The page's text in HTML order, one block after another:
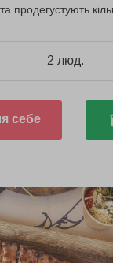
продегустують
2 люд.
себе